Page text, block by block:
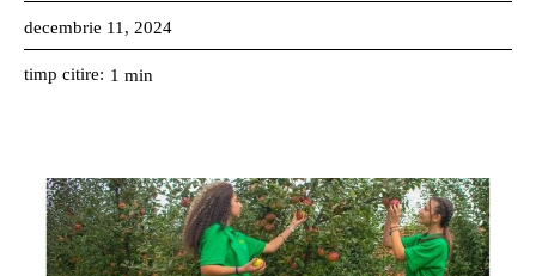
decembrie 11, 2024
timp citire: 1 min